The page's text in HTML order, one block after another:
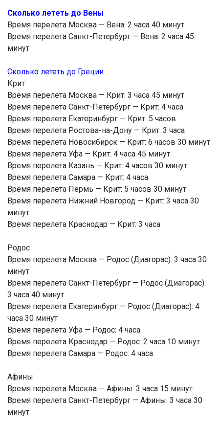
Сколько лететь до Вены
Время перелета Москва — Вена: 2 часа 40 минут
Время перелета Санкт-Петербург — Вена: 2 часа 45
минут
Сколько лететь до Греции
Крит
Время перелета Москва — Крит: 3 часа 45 минут
Время перелета Санкт-Петербург — Крит: 4 часа
Время перелета Екатеринбург — Крит: 5 часов
Время перелета Ростова-на-Дону — Крит: 3 часа
Время перелета Новосибирск — Крит: 6 часов 30 минут
Время перелета Уфа — Крит: 4 часа 45 минут
Время перелета Казань — Крит: 4 часов 30 минут
Время перелета Самара — Крит: 4 часа
Время перелета Пермь — Крит: 5 часов 30 минут
Время перелета Нижний Новгород — Крит: 3 часа 30
минут
Время перелета Краснодар — Крит: 3 часа
Родос
Время перелета Москва — Родос (Диагорас): 3 часа 30
минут
Время перелета Санкт-Петербург — Родос (Диагорас):
3 часа 40 минут
Время перелета Екатеринбург — Родос (Диагорас): 4
часа 30 минут
Время перелета Уфа — Родос: 4 часа
Время перелета Краснодар — Родос: 2 часа 10 минут
Время перелета Самара — Родос: 4 часа
Афины
Время перелета Москва — Афины: 3 часа 15 минут
Время перелета Санкт-Петербург — Афины: 3 часа 30
минут